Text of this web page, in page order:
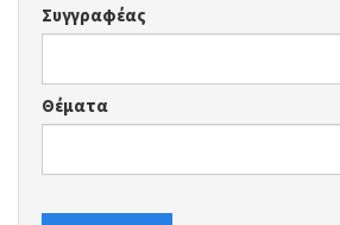
Συγγραφέας
Θέματα